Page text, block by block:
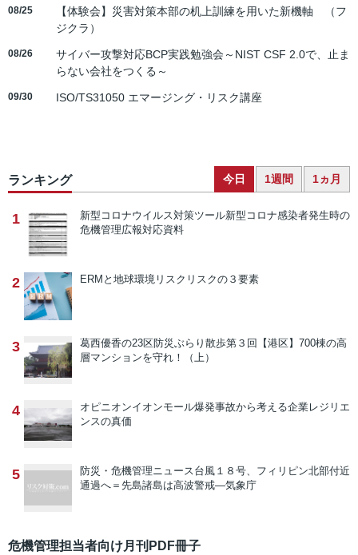
08/25
【体験会】災害対策本部の机上訓練を用いた新機軸 （フ
ジクラ）
08/26
サイバー攻撃対応BCP実践勉強会～NIST CSF 2.0で、止ま
らない会社をつくる～
09/30 ISO/TS31050 エマージング・リスク講座
ランキング 今日 1週間 1ヵ月
1 新型コロナウイルス対策ツール新型コロナ感染者発生時の
危機管理広報対応資料
2 ERMと地球環境リスク リスクの３要素
3 葛西優香の23区防災ぶらり散歩第３回【港区】700棟の高
層マンションを守れ！（上）
4 オピニオンイオンモール爆発事故から考える企業レジリエ
ンスの真価
5 防災・危機管理ニュース台風１８号、フィリピン北部付近
通過へ＝先島諸島は高波警戒―気象庁
危機管理担当者向け月刊PDF冊子